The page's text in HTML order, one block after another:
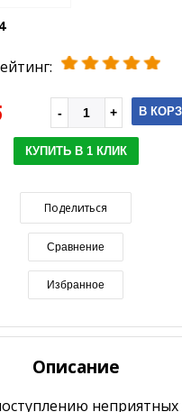
В
КУПИТЬ В 1 КЛИК
Поделиться
Сравнение
Избранное
Описание
неприятных